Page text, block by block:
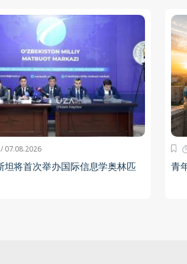
07.08.2026
坦将首次举办国际信息学奥林匹
青